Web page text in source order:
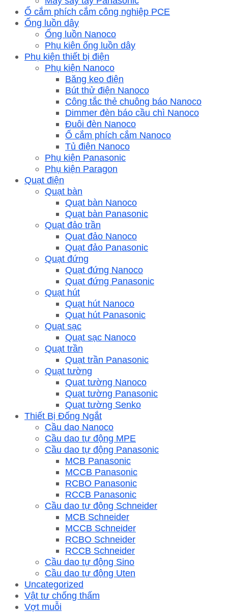
Ổ cắm phích cắm công nghiệp PCE
Ống luồn dây
Ống luồn Nanoco
Phụ kiện ống luồn dây
Phụ kiện thiết bị điện
Phụ kiện Nanoco
Băng keo điện
Bút thử điện Nanoco
Công tắc thẻ chuông báo Nanoco
Dimmer đèn báo cầu chì Nanoco
Đuôi đèn Nanoco
Ổ cắm phích cắm Nanoco
Tủ điện Nanoco
Phụ kiện Panasonic
Phụ kiện Paragon
Quạt điện
Quạt bàn
Quạt bàn Nanoco
Quạt bàn Panasonic
Quạt đảo trần
Quạt đảo Nanoco
Quạt đảo Panasonic
Quạt đứng
Quạt đứng Nanoco
Quạt đứng Panasonic
Quạt hút
Quạt hút Nanoco
Quạt hút Panasonic
Quạt sạc
Quạt sạc Nanoco
Quạt trần
Quạt trần Panasonic
Quạt tường
Quạt tường Nanoco
Quạt tường Panasonic
Quạt tường Senko
Thiết Bị Đống Ngắt
Cầu dao Nanoco
Cầu dao tự động MPE
Cầu dao tự động Panasonic
MCB Panasonic
MCCB Panasonic
RCBO Panasonic
RCCB Panasonic
Cầu dao tự động Schneider
MCB Schneider
MCCB Schneider
RCBO Schneider
RCCB Schneider
Cầu dao tự động Sino
Cầu dao tự động Uten
Uncategorized
Vật tư chống thấm
Vợt muỗi